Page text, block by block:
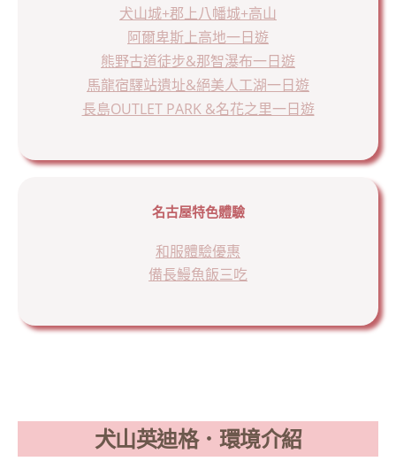
犬山城+郡上八幡城+高山
阿爾卑斯上高地一日遊
熊野古道徒步&那智瀑布一日遊
馬龍宿驛站遺址&絕美人工湖一日遊
長島OUTLET PARK &名花之里一日遊
名古屋特色體驗
和服體驗優惠
備長鰻魚飯三吃
犬山英迪格．環境介紹